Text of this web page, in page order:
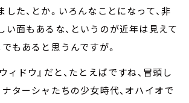
た、とか。いろんなことになって、非
い面もあるな、というのが近年は見えて
もあると思うんですが。
ィドウ』だと、たとえばですね、冒頭し
ナターシャたちの少女時代、オハイオで